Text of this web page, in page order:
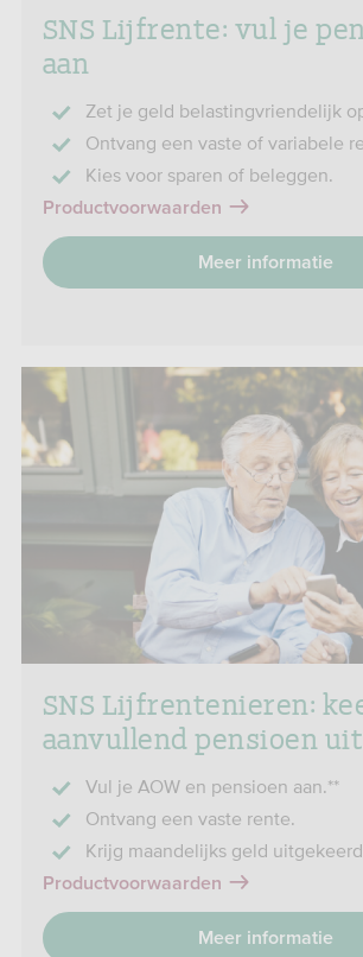
SNS Lijfrente: vul je
aan
Zet je geld belastingvriendelijk
Ontvang een vaste of variabele
Kies voor sparen of beleggen.
Productvoorwaarden
Meer informatie
SNS Lijfrentenieren:
aanvullend pensioen uit
Vul je AOW en pensioen aan.**
Ontvang een vaste rente.
Krijg maandelijks geld
Productvoorwaarden
Meer informatie